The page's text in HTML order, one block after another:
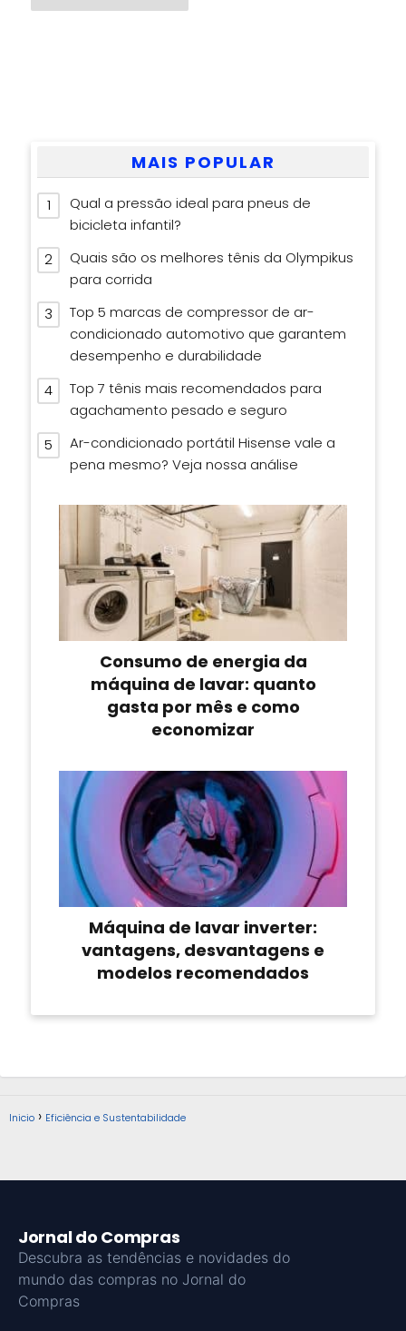
MAIS POPULAR
Qual a pressão ideal para pneus de
bicicleta infantil?
Quais são os melhores tênis da Olympikus
para corrida
Top 5 marcas de compressor de ar-
condicionado automotivo que garantem
desempenho e durabilidade
Top 7 tênis mais recomendados para
agachamento pesado e seguro
Ar-condicionado portátil Hisense vale a
pena mesmo? Veja nossa análise
Consumo de energia da
máquina de lavar: quanto
gasta por mês e como
economizar
Máquina de lavar inverter:
vantagens, desvantagens e
modelos recomendados
Inicio Eficiência e Sustentabilidade
Jornal do Compras
Descubra as tendências e novidades do
mundo das compras no Jornal do
Compras